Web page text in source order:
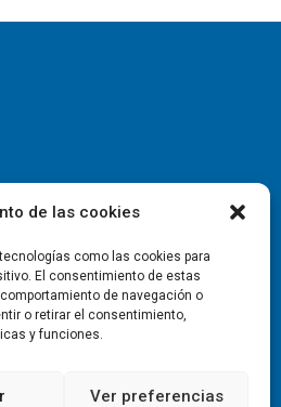
de las cookies
como las cookies para
El consentimiento de estas
de navegación o
o retirar el consentimiento,
y funciones.
Ver preferencias
post: